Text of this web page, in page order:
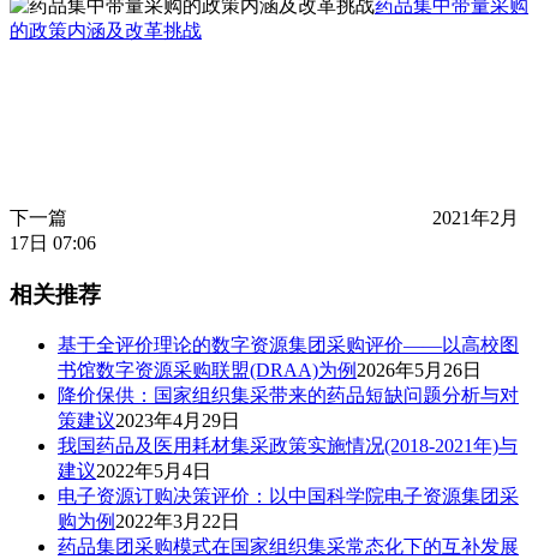
药品集中带量采购
的政策内涵及改革挑战
下一篇
2021年2月
17日 07:06
相关推荐
基于全评价理论的数字资源集团采购评价——以高校图
书馆数字资源采购联盟(DRAA)为例 2026年5月26日
降价保供：国家组织集采带来的药品短缺问题分析与对
策建议2023年4月29日
我国药品及医用耗材集采政策实施情况(2018-2021年)与
建议2022年5月4日
电子资源订购决策评价：以中国科学院电子资源集团采
购为例 2022年3月22日
药品集团采购模式在国家组织集采常态化下的互补发展